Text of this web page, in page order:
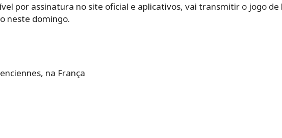
por assinatura no site oficial e aplicativos, vai transmitir o jogo de
neste domingo.
na França